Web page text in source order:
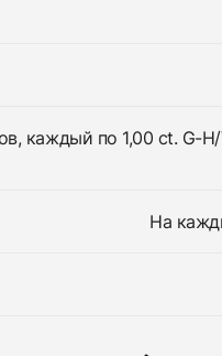
каждый по 1,00 ct. G-
На